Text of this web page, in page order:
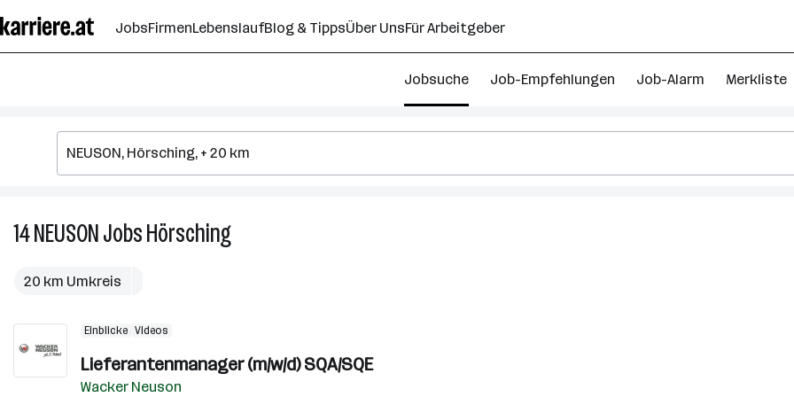
Seiteninhalt
springen
JobsFirmenLebenslaufBlog & TippsÜber UnsFür Arbeitgeber
Jobsuche Job-Empfehlungen Job-Alarm Merkliste
14NEUSONJobsHörsching14
NEUSON
20 km Umkreis
Einblicke Videos
Lieferantenmanager (m/w/d) SQA/SQE
Wacker Neuson